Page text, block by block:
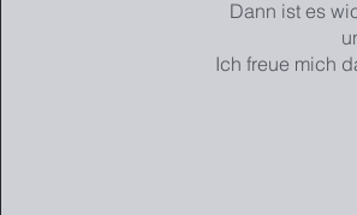
Dann ist es
Ich freue mich